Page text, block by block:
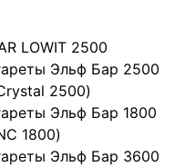
LOWIT 2500
Эльф Бар 2500
2500)
Эльф Бар 1800
1800)
Эльф Бар 3600